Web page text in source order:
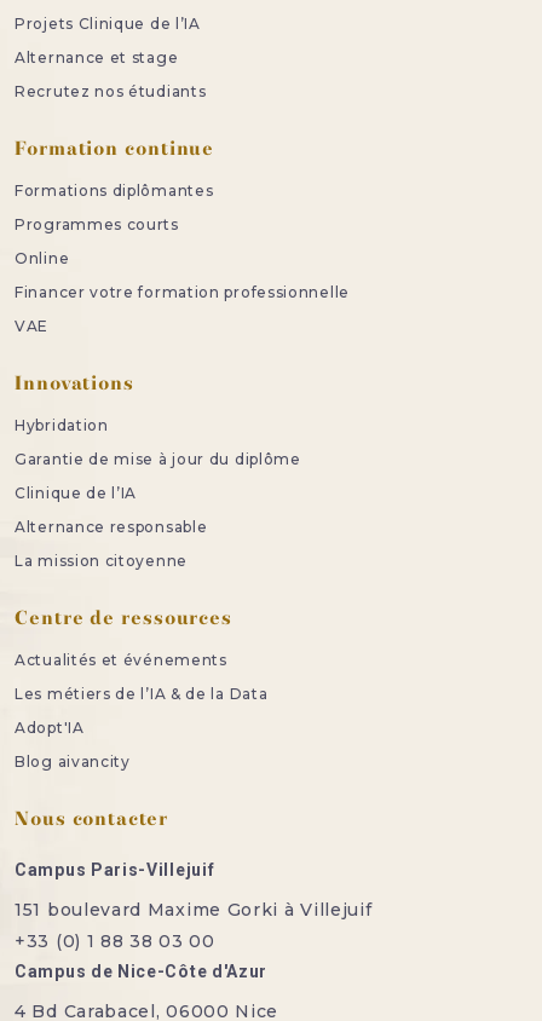
Projets Clinique de l’IA
Alternance et stage
Recrutez nos étudiants
Formation continue
Formations diplômantes
Programmes courts
Online
Financer votre formation professionnelle
VAE
Innovations
Hybridation
Garantie de mise à jour du diplôme
Clinique de l’IA
Alternance responsable
La mission citoyenne
Centre de ressources
Actualités et événements
Les métiers de l’IA & de la Data
Adopt'IA
Blog aivancity
Nous contacter
Campus Paris-Villejuif
151 boulevard Maxime Gorki à Villejuif
+33 (0) 1 88 38 03 00
Campus de Nice-Côte d'Azur
4 Bd Carabacel, 06000 Nice